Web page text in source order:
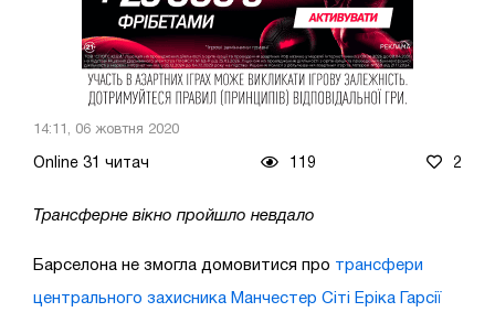
14:11, 06 жовтня 2020
Online 31 читач 119 2
Трансферне вікно пройшло невдало
Барселона не змогла домовитися про трансфери
центрального захисника Манчестер Сіті Еріка Гарсії